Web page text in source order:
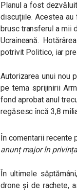
Planul a fost
discuțiile. Acestea
brusc transferul a mii
Ucraineană.
potrivit Politico, iar
Autorizarea unui nou
pe tema sprijinirii
fond aprobat anul
regăsesc încă 3,8
În comentarii recente
anunț major în
În ultimele
drone și de rachete,